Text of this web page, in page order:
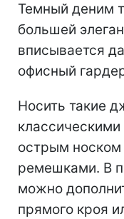
Темный деним
большей
вписывается
офисный
Носить такие
острым носком
ремешками. В
можно
прямого кроя